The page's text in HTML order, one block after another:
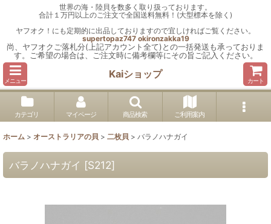
世界の海・陸貝を数多く取り扱っております。
合計１万円以上のご注文で全国送料無料！(大型標本を除く)
ヤフオク！にも定期的に出品しておりますので宜しければご覧ください。
supertopaz747 okironzakka19
尚、ヤフオクご落札分(上記アカウント全て)との一括発送も承っておりま
す。ご希望の場合は、ご注文時に備考欄等にその旨ご記入ください。
メニュー
Kaiショップ
カート
カテゴリ マイページ 商品検索 ご利用案内
ホーム > オーストラリアの貝 > 二枚貝 > バラノハナガイ
バラノハナガイ [S212]